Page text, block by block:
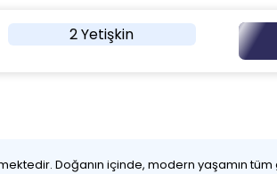
2 Yetişkin
Doğanın içinde, modern yaşamın